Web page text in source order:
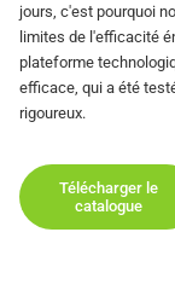
jours, c'est pourquoi
limites de l'efficacité
plateforme
efficace, qui a été
rigoureux.
Télécharger le
catalogue